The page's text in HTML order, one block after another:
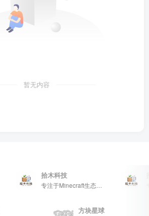
暂无内容
拾木科技
专注于Minecraft生态建设
方块星球